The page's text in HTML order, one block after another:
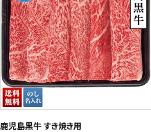
鹿児島黒牛 すき焼き用